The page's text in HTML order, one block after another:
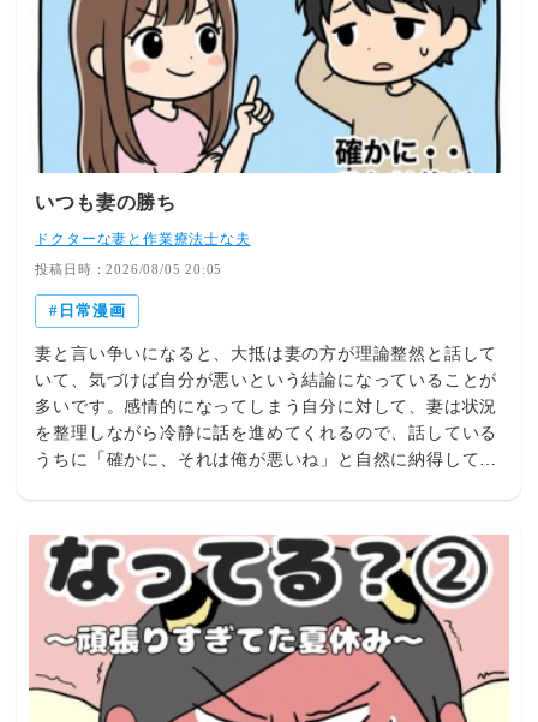
いつも妻の勝ち
ドクターな妻と作業療法士な夫
投稿日時：2026/08/05 20:05
日常漫画
妻と言い争いになると、大抵は妻の方が理論整然と話して
いて、気づけば自分が悪いという結論になっていることが
多いです。感情的になってしまう自分に対して、妻は状況
を整理しながら冷静に話を進めてくれるので、話している
うちに「確かに、それは俺が悪いね」と自然に納得してし
的確な指摘には素直に耳を傾けていきたいと思います。